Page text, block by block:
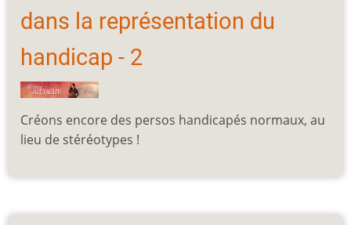
dans la représentation du
handicap - 2
Créons encore des persos handicapés normaux, au
lieu de stéréotypes !